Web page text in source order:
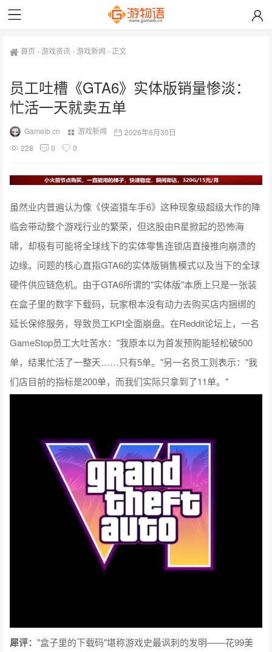
首页 -游戏资讯-游戏新闻 - 正文
员工吐槽《GTA6》实体版销量惨淡：
忙活一天就卖五单
Gameib.cn 游戏新闻
2026年6月30日
228
0 0
虽然业内普遍认为像《侠盗猎车手6》这种现象级超级大作的降
临会带动整个游戏行业的繁荣，但这股由R星掀起的恐怖海
啸，却极有可能将全球线下的实体零售连锁店直接推向崩溃的
边缘。问题的核心直指GTA6的实体版销售模式以及当下的全球
硬件供应链危机。由于GTA6所谓的"实体版"本质上只是一张装
在盒子里的数字下载码，玩家根本没有动力去购买店内捆绑的
延长保修服务，导致员工KPI全面崩盘。在Reddit论坛上，一名
GameStop员工大吐苦水："我原本以为首发预购能轻松破500
单，结果忙活了一整天……只有5单。"另一名员工则表示："我
们店目前的指标是200单，而我们实际只拿到了11单。"
犀评："盒子里的下载码"堪称游戏史最讽刺的发明——花99美